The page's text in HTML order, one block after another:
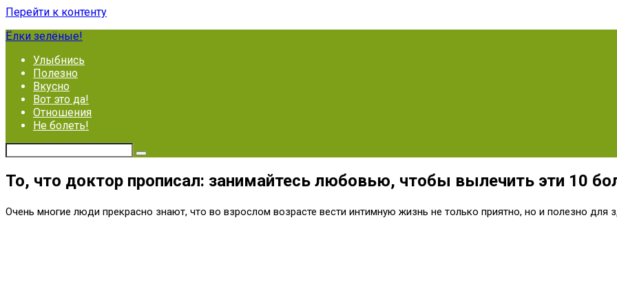
Перейти к контенту
Ёлки зелёные!
Улыбнись
Полезно
Вкусно
Вот это да!
Отношения
Не болеть!
То, что доктор прописал: занимайтесь любовью, чтобы вылечить эти 10
Очень многие люди прекрасно знают, что во взрослом возрасте вести интимную жизнь не только приятно, но и полезно для